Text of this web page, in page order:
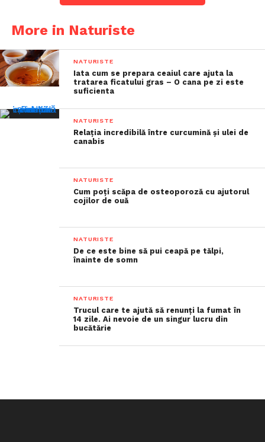
More in Naturiste
NATURISTE
Iata cum se prepara ceaiul care ajuta la
tratarea ficatului gras – O cana pe zi este
suficienta
NATURISTE
Relația incredibilă între curcumină și ulei de
canabis
NATURISTE
Cum poți scăpa de osteoporoză cu ajutorul
cojilor de ouă
NATURISTE
De ce este bine să pui ceapă pe tălpi,
înainte de somn
NATURISTE
Trucul care te ajută să renunți la fumat în
14 zile. Ai nevoie de un singur lucru din
bucătărie